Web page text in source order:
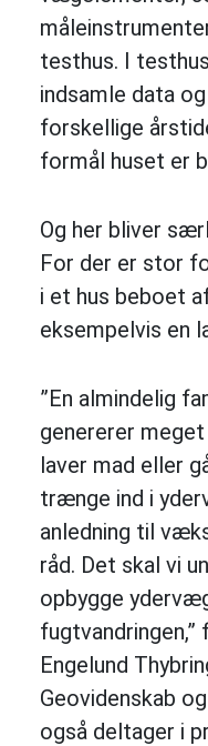
testhus. I
indsamle data
forskellige
formål huset er
Og her bliver
For der er stor
i et hus beboet
eksempelvis en
”En almindelig
genererer
laver mad eller
trænge ind i
anledning til
råd. Det skal vi
opbygge
Engelund
Geovidenskab
også deltager i